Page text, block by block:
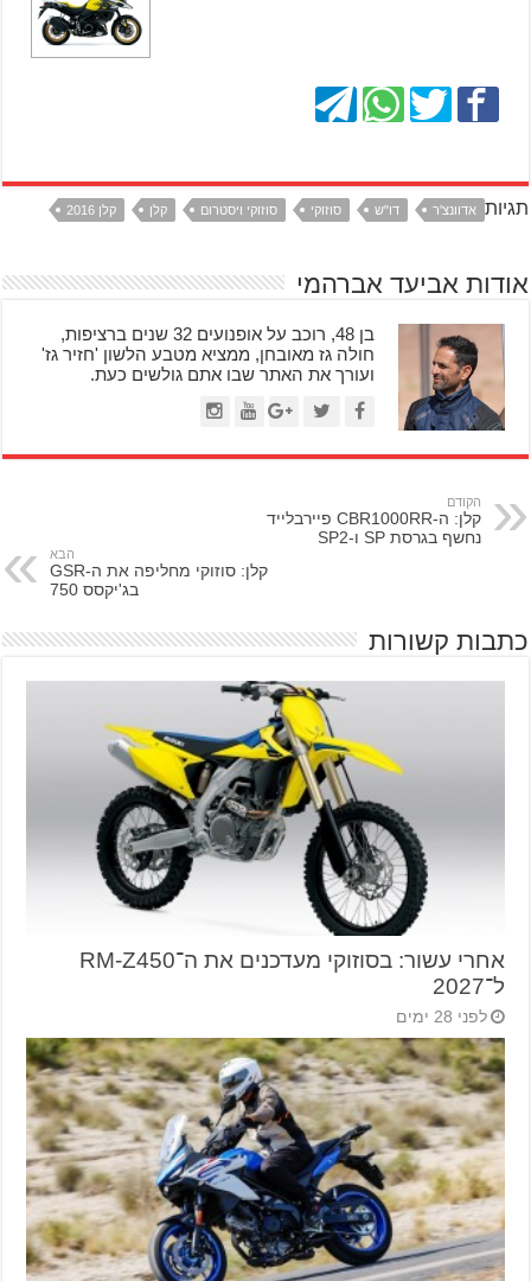
תגיות אדוונצ'ר דו"ש סוזוקי סוזוקי ויסטרום קלן קלן 2016
אודות אביעד אברהמי
בן 48, רוכב על אופנועים 32 שנים ברציפות,
חולה גז מאובחן, ממציא מטבע הלשון 'חזיר גז'
ועורך את האתר שבו אתם גולשים כעת.
הקודם
קלן: ה-CBR1000RR פיירבלייד
נחשף בגרסת SP ו-SP2
הבא
קלן: סוזוקי מחליפה את ה-GSR
בג'יקסס 750
כתבות קשורות
אחרי עשור: בסוזוקי מעדכנים את ה־RM-Z450
ל־2027
לפני 28 ימים